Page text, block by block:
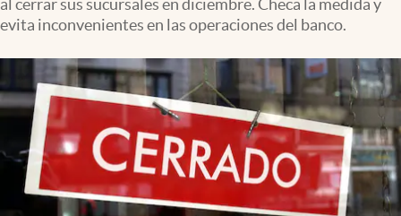
Clima
Espiritualidad
Mediakit
abre en nueva pestaña
México
al cerrar sus sucursales en diciembre. Checa la medida y
evita inconvenientes en las operaciones del banco.